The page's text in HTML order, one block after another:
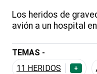
Los heridos de
avión a un hospital
TEMAS -
11 HERIDOS
+